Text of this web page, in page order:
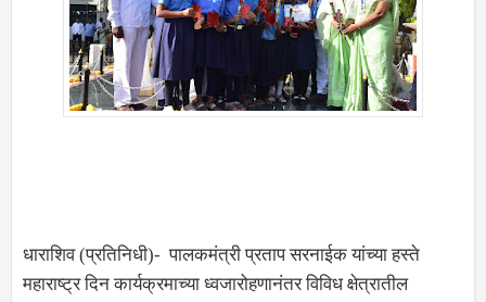
धाराशिव (प्रतिनिधी)- पालकमंत्री प्रताप सरनाईक यांच्या हस्ते
महाराष्ट्र दिन कार्यक्रमाच्या ध्वजारोहणानंतर विविध क्षेत्रातील